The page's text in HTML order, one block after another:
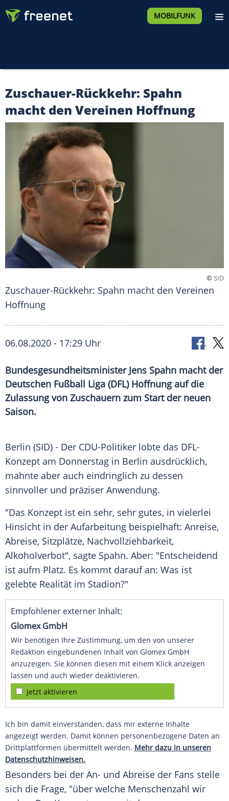
MOBILFUNK
Zuschauer-Rückkehr: Spahn
macht den Vereinen Hoffnung
©SID
Zuschauer-Rückkehr: Spahn macht den Vereinen
Hoffnung
06.08.2020 - 17:29 Uhr
Bundesgesundheitsminister Jens Spahn macht der
Deutschen Fußball Liga (DFL) Hoffnung auf die
Zulassung von Zuschauern zum Start der neuen
Saison.
Berlin (SID) - Der CDU-Politiker lobte das DFL-
Konzept am Donnerstag in Berlin ausdrücklich,
mahnte aber auch eindringlich zu dessen
sinnvoller und präziser Anwendung.
"Das Konzept ist ein sehr, sehr gutes, in vielerlei
Hinsicht in der Aufarbeitung beispielhaft: Anreise,
Abreise, Sitzplätze, Nachvollziehbarkeit,
Alkoholverbot", sagte Spahn. Aber: "Entscheidend
ist aufm Platz. Es kommt darauf an: Was ist
gelebte Realität im Stadion?"
Empfohlener externer Inhalt:
Glomex GmbH
Wir benötigen Ihre Zustimmung, um den von unserer
Redaktion eingebundenen Inhalt von Glomex GmbH
anzuzeigen. Sie können diesen mit einem Klick anzeigen
lassen und auch wieder deaktivieren.
jetzt aktivieren
Ich bin damit einverstanden, dass mir externe Inhalte
angezeigt werden. Damit können personenbezogene Daten an
Drittplattformen übermittelt werden. Mehr dazu in unseren
Datenschutzhinweisen.
Besonders bei der An- und Abreise der Fans stelle
sich die Frage, "über welche Menschenzahl wir